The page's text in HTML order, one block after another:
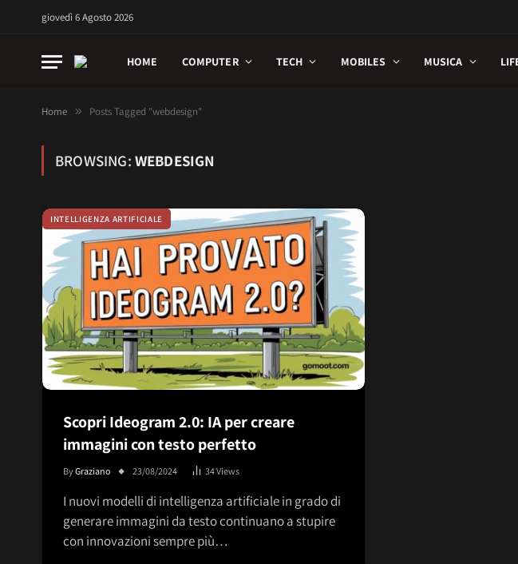
giovedì 6 Agosto 2026
HOME COMPUTER TECH MOBILES MUSICA
Home » Posts Tagged "webdesign"
BROWSING: WEBDESIGN
INTELLIGENZA ARTIFICIALE
Scopri Ideogram 2.0: IA per creare
immagini con testo perfetto
ByGraziano 23/08/2024 34Views
I nuovi modelli di intelligenza artificiale in grado di
generare immagini da testo continuano a stupire
con innovazioni sempre più…